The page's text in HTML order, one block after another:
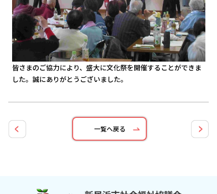
皆さまのご協力により、盛大に文化祭を開催することができま
した。誠にありがとうございました。
一覧へ戻る